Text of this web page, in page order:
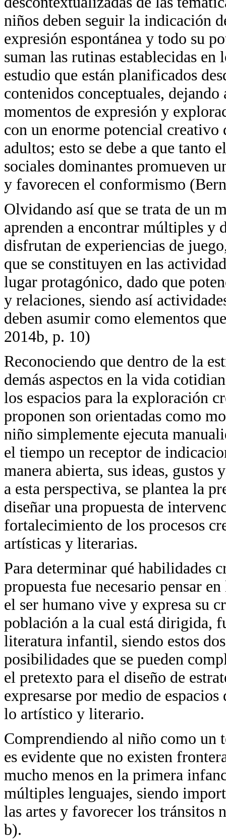
niños deben seguir la indicación
expresión espontánea y todo su
suman las rutinas establecidas en
estudio que están planificados
contenidos conceptuales,
momentos de expresión y
con un enorme potencial creativo
adultos; esto se debe a que tanto
sociales dominantes promueven
y favorecen el conformismo
Olvidando así que se trata de un
aprenden a encontrar múltiples y
disfrutan de experiencias de
que se constituyen en las
lugar protagónico, dado que
y relaciones, siendo así
deben asumir como elementos
2014b, p. 10)
Reconociendo que dentro de la
demás aspectos en la vida
los espacios para la exploración
proponen son orientadas como
niño simplemente ejecuta
el tiempo un receptor de
manera abierta, sus ideas,
a esta perspectiva, se plantea la
diseñar una propuesta de
fortalecimiento de los procesos
artísticas y literarias.
Para determinar qué habilidades
propuesta fue necesario pensar
el ser humano vive y expresa su
población a la cual está dirigida,
literatura infantil, siendo estos
posibilidades que se pueden
el pretexto para el diseño de
expresarse por medio de
lo artístico y literario.
Comprendiendo al niño como un
es evidente que no existen
mucho menos en la primera
múltiples lenguajes, siendo
las artes y favorecer los tránsitos
b).